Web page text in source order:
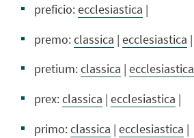
preficio:ecclesiastica |
premo:classica | ecclesiastica |
pretium:classica | ecclesiastica
prex:classica | ecclesiastica |
primo:classica | ecclesiastica |